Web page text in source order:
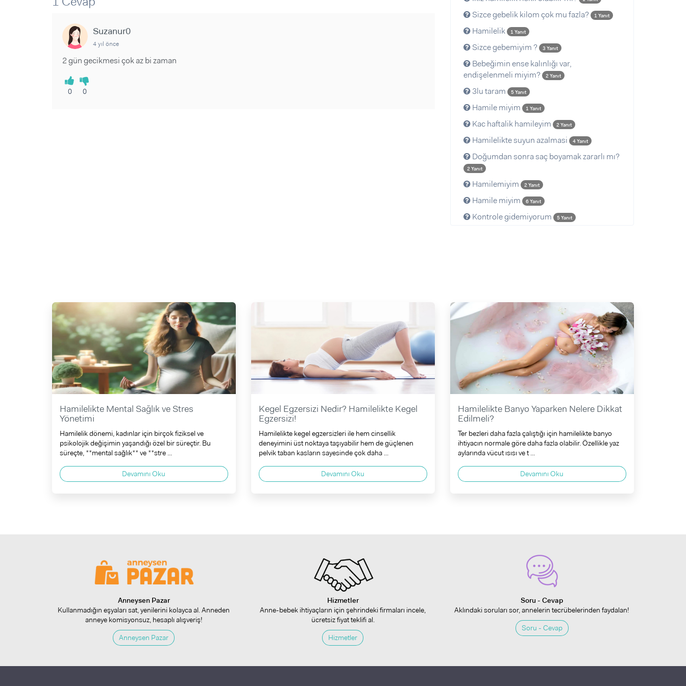
Sorular ve Yanıtlar
Suzanur0
4 yıl önce
2 gün gecikmesi çok az bi zaman
0 0
Sizce gebelik kilom çok mu fazla? 1 Yanıt
Hamilelik 1 Yanıt
Sizce gebemiyim ? 3 Yanıt
Bebeğimin ense kalınlığı var,
endişelenmeli miyim?
2 Yanıt
3lu taram 5 Yanıt
Hamile miyim 1 Yanıt
Kac haftalik hamileyim 2 Yanıt
Hamilelikte suyun azalmasi 4 Yanıt
Doğumdan sonra saç boyamak zararlı mı?
2 Yanıt
Hamilemiyim 2 Yanıt
Hamile miyim 6 Yanıt
Kontrole gidemiyorum 5 Yanıt
Hamilelikte Mental Sağlık ve Stres
Yönetimi
Hamilelik dönemi, kadınlar için birçok fiziksel ve
psikolojik değişimin yaşandığı özel bir süreçtir. Bu
süreçte, **mental sağlık** ve **stre ...
Devamını Oku
Kegel Egzersizi Nedir? Hamilelikte Kegel
Egzersizi!
Hamilelikte kegel egzersizleri ile hem cinsellik
deneyimini üst noktaya taşıyabilir hem de güçlenen
pelvik taban kasların sayesinde çok daha ...
Devamını Oku
Hamilelikte Banyo Yaparken Nelere Dikkat
Edilmeli?
Ter bezleri daha fazla çalıştığı için hamilelikte banyo
ihtiyacın normale göre daha fazla olabilir. Özellikle yaz
aylarında vücut ısısı ve t ...
Devamını Oku
Anneysen Pazar
Kullanmadığın eşyaları sat, yenilerini kolayca al. Anneden
anneye komisyonsuz, hesaplı alışveriş!
Anneysen Pazar
Hizmetler
Anne-bebek ihtiyaçların için şehrindeki firmaları incele,
ücretsiz fiyat teklifi al.
Hizmetler
Soru - Cevap
Aklındaki soruları sor, annelerin tecrübelerinden faydalan!
Soru - Cevap